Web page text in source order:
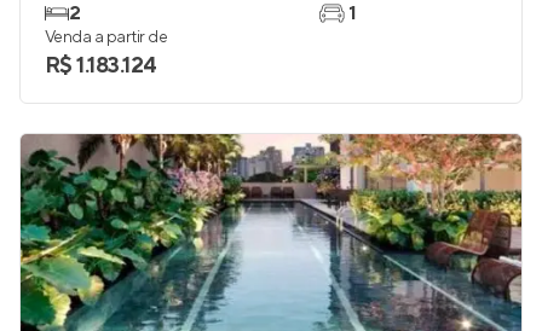
2
1
Venda a partir de
R$ 1.183.124